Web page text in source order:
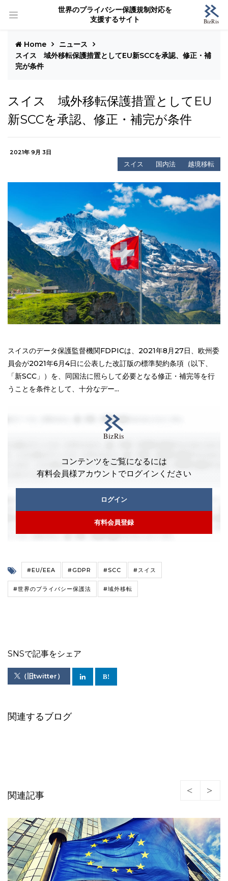
世界のプライバシー保護規制対応を
支援するサイト
Home
ニュース
スイス 域外移転保護措置としてEU新SCCを承認、修正・補
完が条件
スイス 域外移転保護措置としてEU
新SCCを承認、修正・補完が条件
2021年 9月 3日
スイス 国内法 越境移転
スイスのデータ保護監督機関FDPICは、2021年8月27日、欧州委
員会が2021年6月4日に公表した改訂版の標準契約条項（以下、
「新SCC」）を、同国法に照らして必要となる修正・補完等を行
うことを条件として、十分なデー...
コンテンツをご覧になるには
有料会員様アカウントでログインください
ログイン
有料会員登録
#EU/EEA #GDPR #SCC #スイス
#世界のプライバシー保護法 #域外移転
SNSで記事をシェア
（旧twitter）
関連するブログ
関連記事